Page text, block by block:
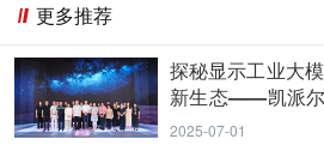
更多推荐
探秘显示工业大
新生态——凯派尔
心
2025-07-01